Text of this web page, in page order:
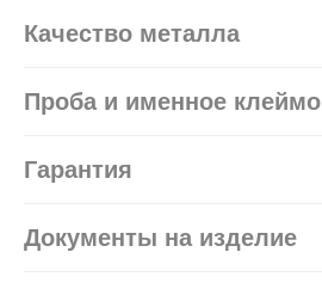
Качество металла
Проба и именное клеймо
Гарантия
Документы на изделие